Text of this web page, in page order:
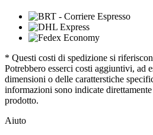
* Questi costi di spedizione si
Potrebbero esserci costi aggiuntivi, ad
dimensioni o delle caratterstiche
informazioni sono indicate
prodotto.
Aiuto